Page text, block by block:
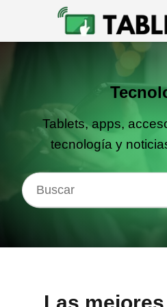
Tablets, apps,
tecnología y
Las